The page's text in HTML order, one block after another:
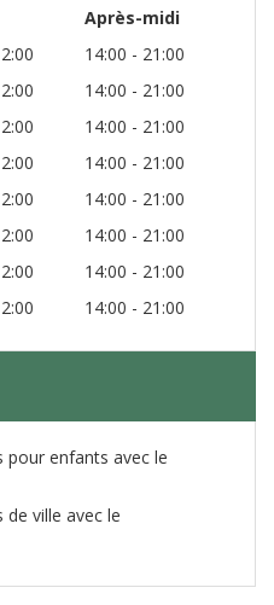
Après-midi
14:00 - 21:00
14:00 - 21:00
14:00 - 21:00
14:00 - 21:00
14:00 - 21:00
14:00 - 21:00
14:00 - 21:00
14:00 - 21:00
enfants avec le
ville avec le